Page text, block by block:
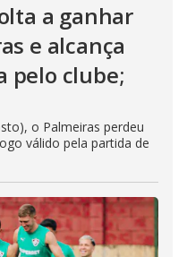
a ganhar
e alcança
pelo clube;
o Palmeiras perdeu
válido pela partida de